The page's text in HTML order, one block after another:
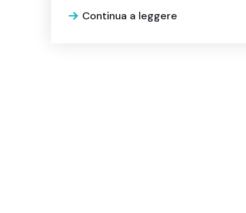
Continua a leggere
SONDAGGIO